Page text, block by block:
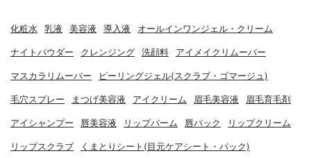
化粧水 乳液 美容液 導入液 オールインワンジェル・クリーム
ナイトパウダー クレンジング 洗顔料 アイメイクリムーバー
マスカラリムーバー ピーリングジェル(スクラブ・ゴマージュ)
毛穴スプレー まつげ美容液 アイクリーム 眉毛美容液 眉毛育毛剤
アイシャンプー 唇美容液 リップバーム 唇パック リップクリーム
リップスクラブ くまとりシート(目元ケアシート・パック)